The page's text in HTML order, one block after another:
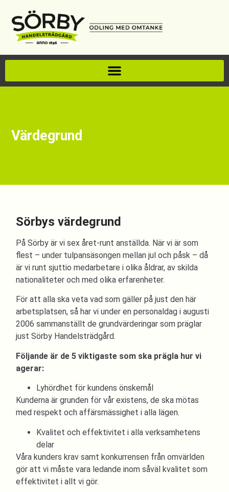
Värdegrund
Sörbys värdegrund
På Sörby är vi sex året-runt anställda. När vi är som
flest – under tulpansäsongen mellan jul och påsk – då
är vi runt sjuttio medarbetare i olika åldrar, av skilda
nationaliteter och med olika erfarenheter.
För att alla ska veta vad som gäller på just den här
arbetsplatsen, så har vi under en personaldag i augusti
2006 sammanställt de grundvärderingar som präglar
just Sörby Handelsträdgård.
Följande är de 5 viktigaste som ska prägla hur vi
agerar:
Lyhördhet för kundens önskemål
Kunderna är grunden för vår existens, de ska mötas
med respekt och affärsmässighet i alla lägen.
Kvalitet och effektivitet i alla verksamhetens
delar
Våra kunders krav samt konkurrensen från omvärlden
gör att vi måste vara ledande inom såväl kvalitet som
effektivitet i allt vi gör.